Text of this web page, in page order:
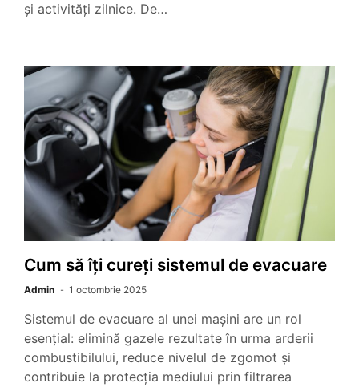
și activități zilnice. De…
Cum să îți cureți sistemul de evacuare
Admin 1 octombrie 2025
Sistemul de evacuare al unei mașini are un rol
esențial: elimină gazele rezultate în urma arderii
combustibilului, reduce nivelul de zgomot și
contribuie la protecția mediului prin filtrarea